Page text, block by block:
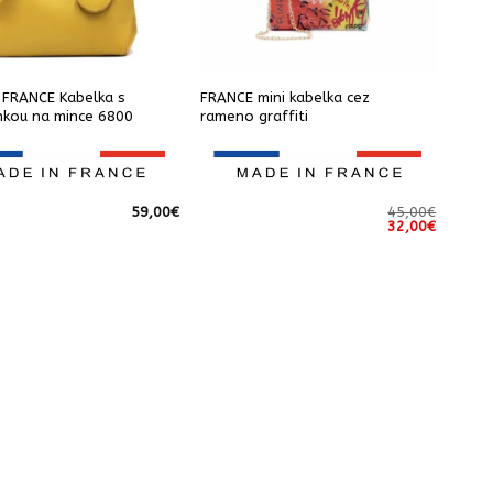
Kabelka s
na mince 6800
59,00€
FRANCE mini kabelka cez
rameno graffiti
45,00€
Pôvodná
cena
32,00€